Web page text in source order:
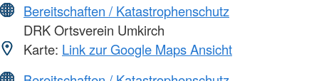
Bereitschaften / Katastrophenschutz
DRK Ortsverein Umkirch
Karte: Link zur Google Maps Ansicht